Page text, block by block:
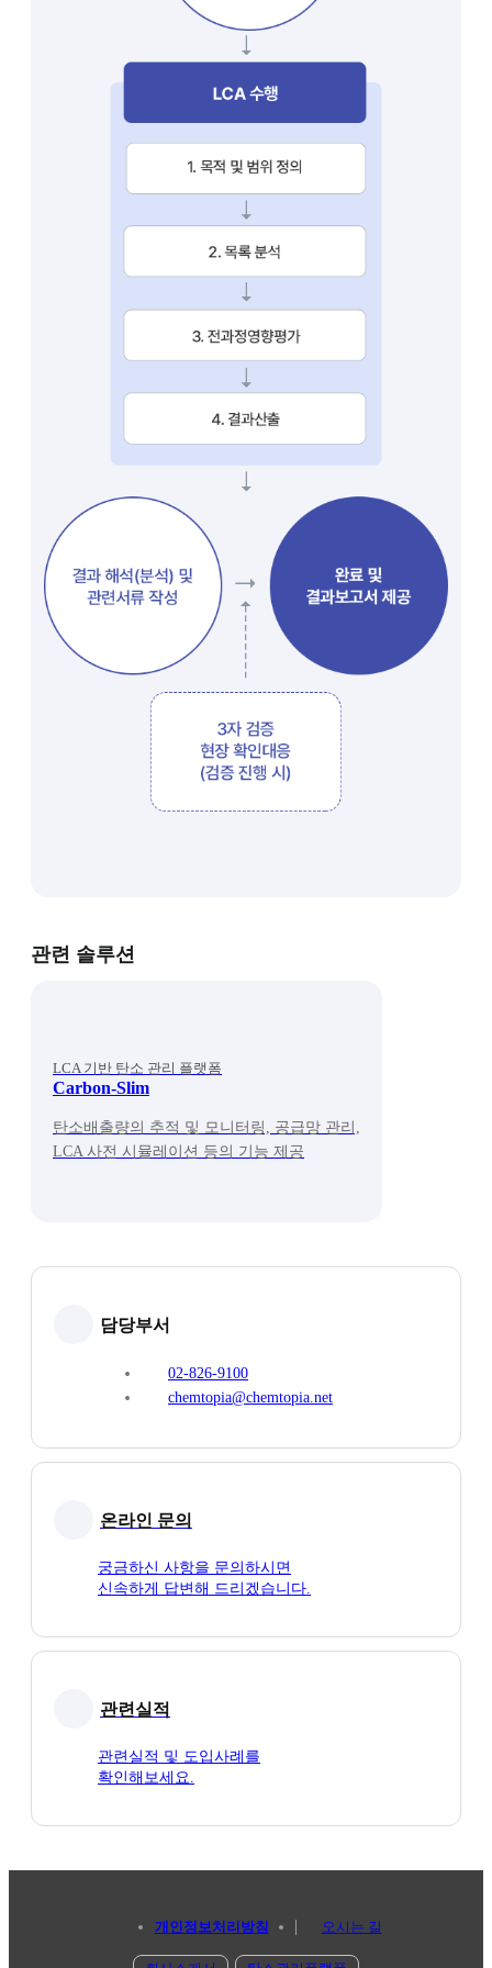
관련 솔루션
LCA 기반 탄소 관리 플랫폼
Carbon-Slim
탄소배출량의 추적 및 모니터링, 공급망 관리,
LCA 사전 시뮬레이션 등의 기능 제공
담당부서
02-826-9100
chemtopia@chemtopia.net
온라인 문의
궁금하신 사항을 문의하시면
신속하게 답변해 드리겠습니다.
관련실적
관련실적 및 도입사례를
확인해보세요.
개인정보처리방침 오시는 길